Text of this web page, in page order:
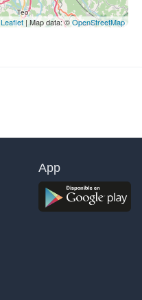
Leaflet| Map data: ©OpenStreetMap
App